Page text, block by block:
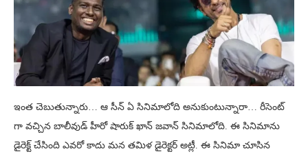
ఇంత చెబుతున్నారు… ఆ సీన్ ఏ సినిమాలోది అనుకుంటున్నారా… రీసెంట్
గా వచ్చిన బాలీవుడ్ హీరో షారుక్ ఖాన్ జవాన్ సినిమాలోది. ఈ సినిమాను
డైరెక్ట్ చేసింది ఎవరో కాదు మన తమిళ డైరెక్టర్ అట్లీ. ఈ సినిమా చూసిన